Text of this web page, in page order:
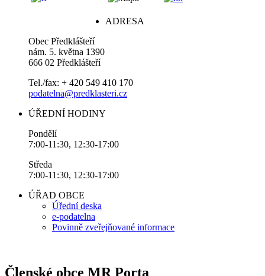
ADRESA
Obec Předklášteří
nám. 5. května 1390
666 02 Předklášteří
Tel./fax: + 420 549 410 170
podatelna@predklasteri.cz
ÚŘEDNÍ HODINY
Pondělí
7:00-11:30, 12:30-17:00
Středa
7:00-11:30, 12:30-17:00
ÚŘAD OBCE
Úřední deska
e-podatelna
Povinně zveřejňované informace
Členské obce MR Porta